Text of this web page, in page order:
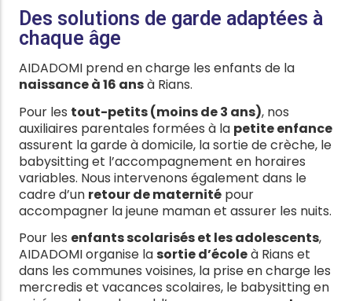
Des solutions de garde adaptées à
chaque âge
AIDADOMI prend en charge les enfants de la
naissance à 16 ansà Rians.
Pour les tout-petits (moins de 3 ans), nos
auxiliaires parentales formées à la petite enfance
assurent la garde à domicile, la sortie de crèche, le
babysitting et l’accompagnement en horaires
variables. Nous intervenons également dans le
cadre d’un retour de maternité pour
accompagner la jeune maman et assurer les nuits.
Pour les enfants scolarisés et les adolescents,
AIDADOMI organise lasortie d’écoleà Rians et
dans les communes voisines, la prise en charge les
mercredis et vacances scolaires, le babysitting en